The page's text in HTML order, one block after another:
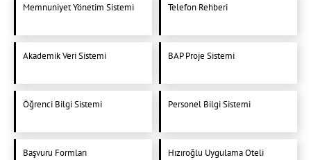
Memnuniyet Yönetim Sistemi Telefon Rehberi
Akademik Veri Sistemi BAP Proje Sistemi
Öğrenci Bilgi Sistemi Personel Bilgi Sistemi
Başvuru Formları Hızıroğlu Uygulama Oteli